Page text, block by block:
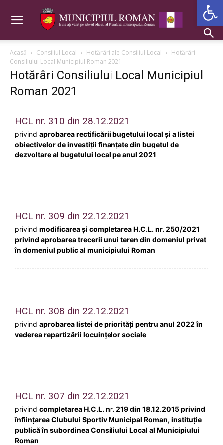
Acasă Consiliul Local Hotărâri ale Consiliul Local
Hotărâri
Consiliului Local Municipiul Roman 2021
Hotărâri Consiliului Local Municipiul
Roman 2021
HCL nr. 310 din 28.12.2021
privind aprobarea rectificării bugetului local și a listei
obiectivelor de investiții finanțate din bugetul de
dezvoltare al bugetului local pe anul 2021
HCL nr. 309 din 22.12.2021
privind modificarea și completarea H.C.L. nr. 250/2021
privind aprobarea trecerii unui teren din domeniul privat
în domeniul public al municipiului Roman
HCL nr. 308 din 22.12.2021
privind aprobarea listei de priorităţi pentru anul 2022 în
vederea repartizării locuinţelor sociale
HCL nr. 307 din 22.12.2021
privind completarea H.C.L. nr. 219 din 18.12.2015 privind
înființarea Clubului Sportiv Municipal Roman, instituție
publică în subordinea Consiliului Local al Municipiului
Roman